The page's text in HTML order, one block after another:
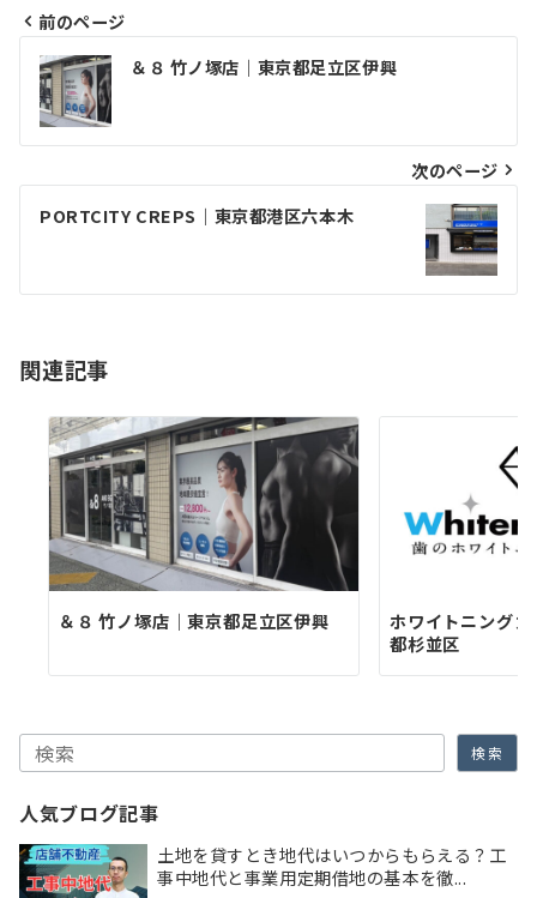
投
稿
ナ
ビ
ゲ
シ
ン
前のページ
＆８ 竹ノ塚店｜東京都足立区伊興
次のページ
PORTCITY CREPS｜東京都港区六本木
関連記事
＆８ 竹ノ塚店｜東京都足立区伊興
ホワイトニング
都杉並区
検索 検索
人気ブログ記事
土地を貸すとき地代はいつからもらえる？工
事中地代と事業用定期借地の基本を徹...